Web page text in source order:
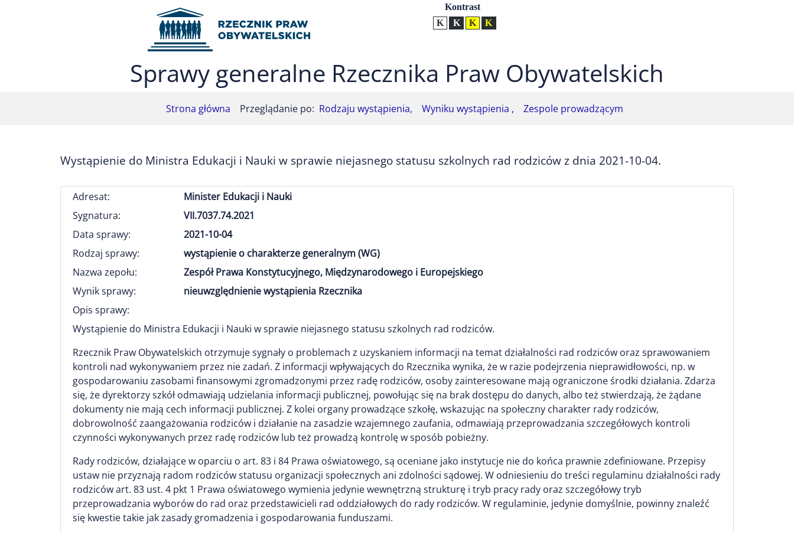
Przejdź do menu głównego (nacisnij Enter)
Przejdź do mapy serwisu (nacisnij Enter) UstawieniaKontrast
Kontrast normalny
Kontrast biały tekst na czarnym
Kontrast czarny tekst na żółtym
Sprawy generalne Rzecznika Praw Obywatelskich
Strona główna Przeglądanie po: Rodzaju wystąpienia, Wyniku wystąpienia , Zespole prowadzącym
Wystąpienie do Ministra Edukacji i Nauki w sprawie niejasnego statusu szkolnych rad rodziców z dnia 2021-10-04.
Adresat:
Minister Edukacji i Nauki
Sygnatura:
VII.7037.74.2021
Data sprawy:
2021-10-04
Rodzaj sprawy:
wystąpienie o charakterze generalnym (WG)
Nazwa zepołu:
Zespół Prawa Konstytucyjnego, Międzynarodowego i Europejskiego
Wynik sprawy:
nieuwzględnienie wystąpienia Rzecznika
Opis sprawy:
Wystąpienie do Ministra Edukacji i Nauki w sprawie niejasnego statusu szkolnych rad rodziców.
Rzecznik Praw Obywatelskich otrzymuje sygnały o problemach z uzyskaniem informacji na temat działalności rad rodziców oraz sprawowaniem
kontroli nad wykonywaniem przez nie zadań. Z informacji wpływających do Rzecznika wynika, że w razie podejrzenia nieprawidłowości, np. w
gospodarowaniu zasobami finansowymi zgromadzonymi przez radę rodziców, osoby zainteresowane mają ograniczone środki działania. Zdarza
się, że dyrektorzy szkół odmawiają udzielania informacji publicznej, powołując się na brak dostępu do danych, albo też stwierdzają, że żądane
dokumenty nie mają cech informacji publicznej. Z kolei organy prowadzące szkołę, wskazując na społeczny charakter rady rodziców,
dobrowolność zaangażowania rodziców i działanie na zasadzie wzajemnego zaufania, odmawiają przeprowadzania szczegółowych kontroli
czynności wykonywanych przez radę rodziców lub też prowadzą kontrolę w sposób pobieżny.
Rady rodziców, działające w oparciu o art. 83 i 84 Prawa oświatowego, są oceniane jako instytucje nie do końca prawnie zdefiniowane. Przepisy
ustaw nie przyznają radom rodziców statusu organizacji społecznych ani zdolności sądowej. W odniesieniu do treści regulaminu działalności rady
rodziców art. 83 ust. 4 pkt 1 Prawa oświatowego wymienia jedynie wewnętrzną strukturę i tryb pracy rady oraz szczegółowy tryb
przeprowadzania wyborów do rad oraz przedstawicieli rad oddziałowych do rady rodziców. W regulaminie, jedynie domyślnie, powinny znaleźć
się kwestie takie jak zasady gromadzenia i gospodarowania funduszami.